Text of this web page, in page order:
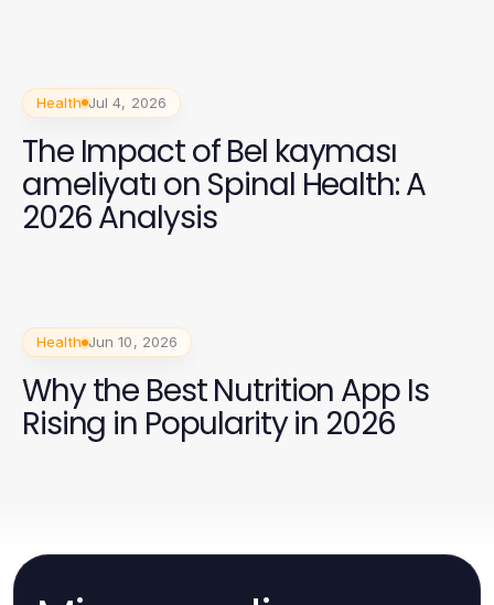
Health Jul 4, 2026
The Impact of Bel kayması
ameliyatı on Spinal Health: A
2026 Analysis
Health Jun 10, 2026
Why the Best Nutrition App Is
Rising in Popularity in 2026